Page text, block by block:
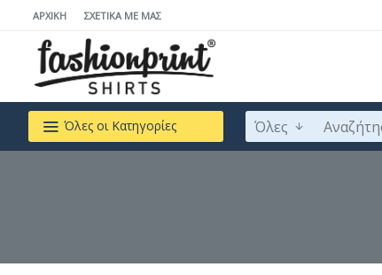
ΑΡΧΙΚΉ ΣΧΕΤΙΚΆ ΜΕ ΜΆΣ
Όλες οι Κατηγορίες Όλες